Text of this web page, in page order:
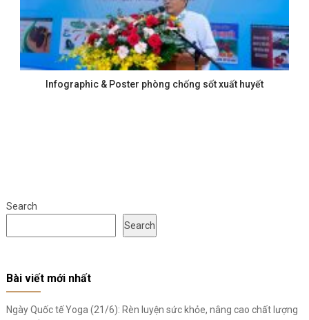
Infographic & Poster phòng chống sốt xuất huyết
Search
Search
Bài viết mới nhất
Ngày Quốc tế Yoga (21/6): Rèn luyện sức khỏe, nâng cao chất lượng